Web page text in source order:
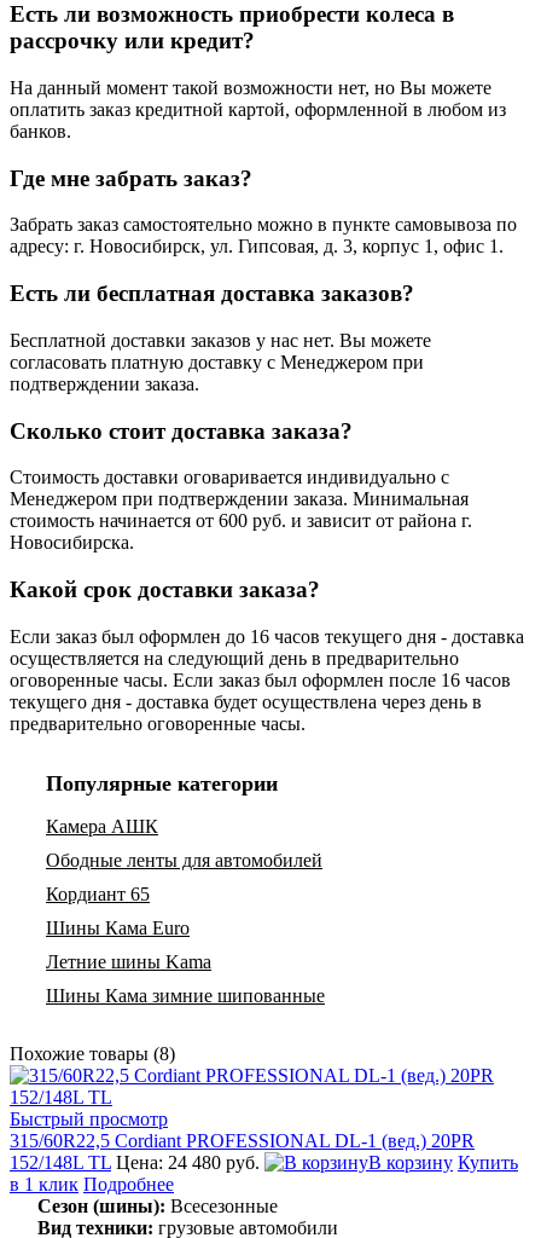
Есть ли возможность приобрести колеса в
рассрочку или кредит?
На данный момент такой возможности нет, но Вы можете
оплатить заказ кредитной картой, оформленной в любом из
банков.
Где мне забрать заказ?
Забрать заказ самостоятельно можно в пункте самовывоза по
адресу: г. Новосибирск, ул. Гипсовая, д. 3, корпус 1, офис 1.
Есть ли бесплатная доставка заказов?
Бесплатной доставки заказов у нас нет. Вы можете
согласовать платную доставку с Менеджером при
подтверждении заказа.
Сколько стоит доставка заказа?
Стоимость доставки оговаривается индивидуально с
Менеджером при подтверждении заказа. Минимальная
стоимость начинается от 600 руб. и зависит от района г.
Новосибирска.
Какой срок доставки заказа?
Если заказ был оформлен до 16 часов текущего дня - доставка
осуществляется на следующий день в предварительно
оговоренные часы. Если заказ был оформлен после 16 часов
текущего дня - доставка будет осуществлена через день в
предварительно оговоренные часы.
Популярные категории
Камера АШК
Ободные ленты для автомобилей
Кордиант 65
Шины Кама Euro
Летние шины Kama
Шины Кама зимние шипованные
Похожие товары (8)
Быстрый просмотр
315/60R22,5 Cordiant PROFESSIONAL DL-1 (вед.) 20PR
152/148L TL Цена: 24 480 руб. В корзину Купить
в 1 клик Подробнее
Сезон (шины): Всесезонные
Вид техники: грузовые автомобили